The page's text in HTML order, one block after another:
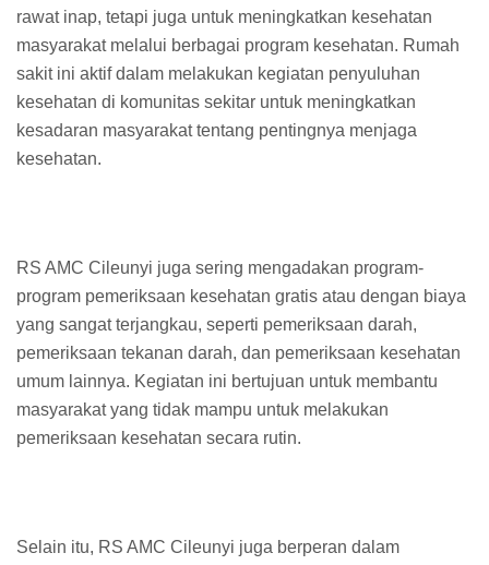
rawat inap, tetapi juga untuk meningkatkan kesehatan
masyarakat melalui berbagai program kesehatan. Rumah
sakit ini aktif dalam melakukan kegiatan penyuluhan
kesehatan di komunitas sekitar untuk meningkatkan
kesadaran masyarakat tentang pentingnya menjaga
kesehatan.
RS AMC Cileunyi juga sering mengadakan program-
program pemeriksaan kesehatan gratis atau dengan biaya
yang sangat terjangkau, seperti pemeriksaan darah,
pemeriksaan tekanan darah, dan pemeriksaan kesehatan
umum lainnya. Kegiatan ini bertujuan untuk membantu
masyarakat yang tidak mampu untuk melakukan
pemeriksaan kesehatan secara rutin.
Selain itu, RS AMC Cileunyi juga berperan dalam